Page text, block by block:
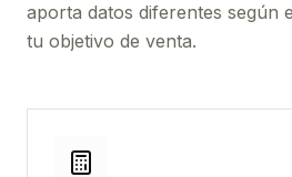
aporta datos diferentes según
tu objetivo de venta.